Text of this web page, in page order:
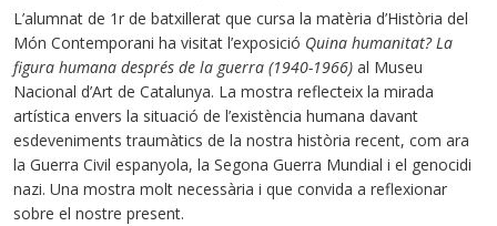
L’alumnat de 1r de batxillerat que cursa la matèria d’Història del
Món Contemporani ha visitat l’exposició Quina humanitat? La
figura humana després de la guerra (1940-1966) al Museu
Nacional d’Art de Catalunya. La mostra reflecteix la mirada
artística envers la situació de l’existència humana davant
esdeveniments traumàtics de la nostra història recent, com ara
la Guerra Civil espanyola, la Segona Guerra Mundial i el genocidi
nazi. Una mostra molt necessària i que convida a reflexionar
sobre el nostre present.